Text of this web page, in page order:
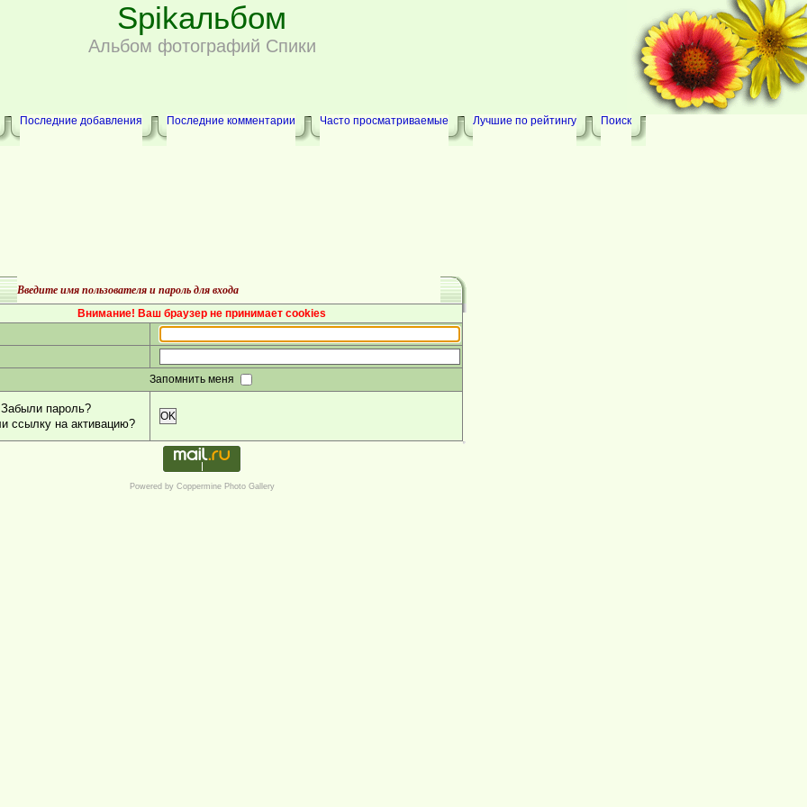
Spikальбом
Альбом фотографий Спики
Последние добавления Последние комментарии Часто просматриваемые Лучшие по рейтингу Поиск
Введите имя пользователя и пароль для входа
Внимание! Ваш браузер не принимает cookies
Запомнить меня
Забыли пароль?
ссылку на активацию?
OK
Powered by Coppermine Photo Gallery